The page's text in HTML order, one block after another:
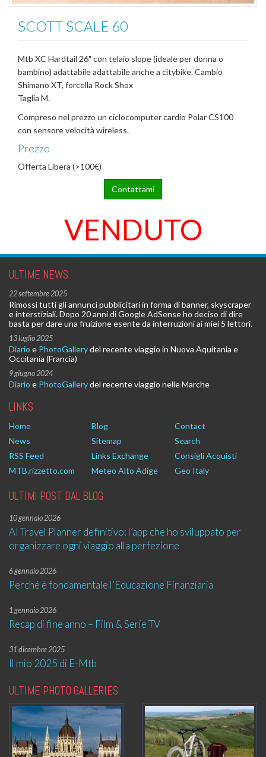
SCOTT SCALE 60
Mtb XC Hardtail 26" con telaio slope (ideale per donna o
bambino) adattabile adattabile anche a citybike. Cambio
Shimano XT, forcella Rock Shox
Taglia M.
Compreso nel prezzo un ciclocomputer cardio Polar CS100
con sensore velocità wireless.
Prezzo
Offerta Libera (>100€)
Contattami
VENDUTO
ULTIME NEWS
22 settembre 2025
Rimossi tutti gli annunci pubblicitari in forma di banner, skyscraper
e interstiziali. Dopo 20 anni di Google AdSense ho deciso di dire
basta per dare una fruizione esente da interruzioni ai miei 5 lettori.
13 luglio 2025
Diario e PhotoGallerydel recente viaggio in Nuova Aquitania e
Occitania (Francia)
9 giugno 2024
Diario e PhotoGallerydel recente viaggio nelle Marche
LINKS
Home Blog
Contact
News
Sitemap
Search
RSS Feed
Links Exchange
Consigli Acquisti
MTB.rizzetto.com
Meteo Alto Adige Geo Italy
ULTIMI POST DAL BLOG
10 gennaio 2026
AI Travel Planner definitivo: l’app che ho sviluppato per
organizzare ogni viaggio alla perfezione
6 gennaio 2026
Perché è fondamentale l’Educazione Finanziaria
1 gennaio 2026
Recap di fine anno – Film & Serie TV
31 dicembre 2025
Il mio 2025 di E-Mtb
ULTIME PHOTO GALLERIES